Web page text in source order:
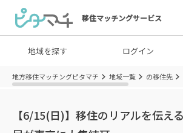
移住マッチングサービス
地域を探す ログイン
地方移住マッチングピタマチ 地域一覧 の移住先
【6/15(日)】移住のリアルを伝え